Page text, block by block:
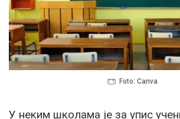
Foto: Canva
У неким школама је за упис